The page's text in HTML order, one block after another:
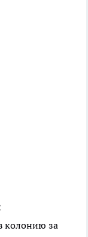
колонию за